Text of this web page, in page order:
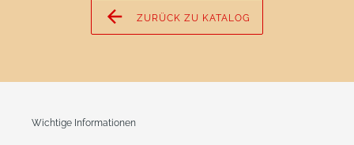
ZURÜCK ZU KATALOG
Wichtige Informationen